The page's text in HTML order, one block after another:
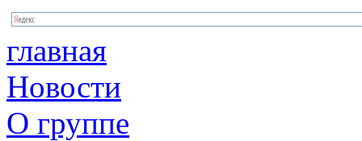
главная
Новости
О группе